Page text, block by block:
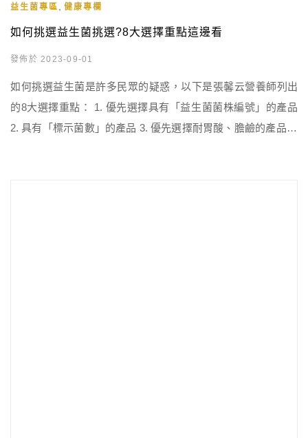
益生菌專區 , 健康專欄
如何挑選益生菌挑選?8大選擇重點這邊看
發佈於 2023-09-01
如何挑選益生菌是許多民眾的疑惑，以下是張馨云營養師列出
的8大選擇重點： 1. 優先選擇具有「益生菌菌株編號」的產品
2. 具有「標示菌數」的產品 3. 優先選擇耐胃酸、膽鹼的產品 4.